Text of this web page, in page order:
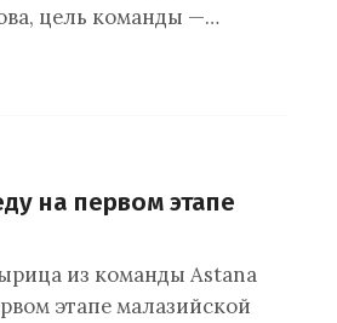
цель команды —…
на первом этапе
из команды Astana
этапе малазийской